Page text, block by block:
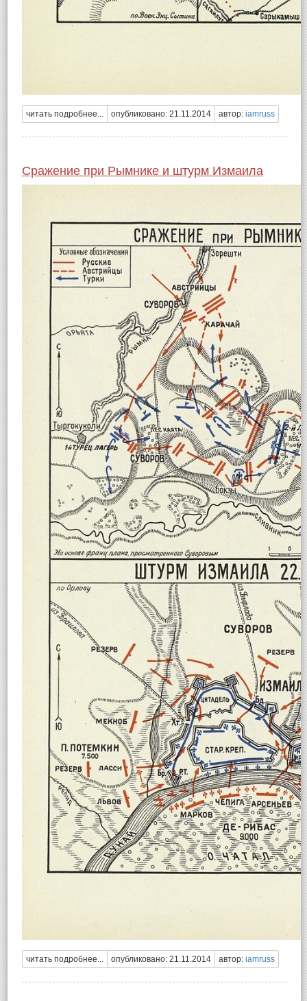
читать подробнее... опубликовано: 21.11.2014 автор: iamruss
Сражение при Рымнике и штурм Измаила
читать подробнее... опубликовано: 21.11.2014 автор: iamruss